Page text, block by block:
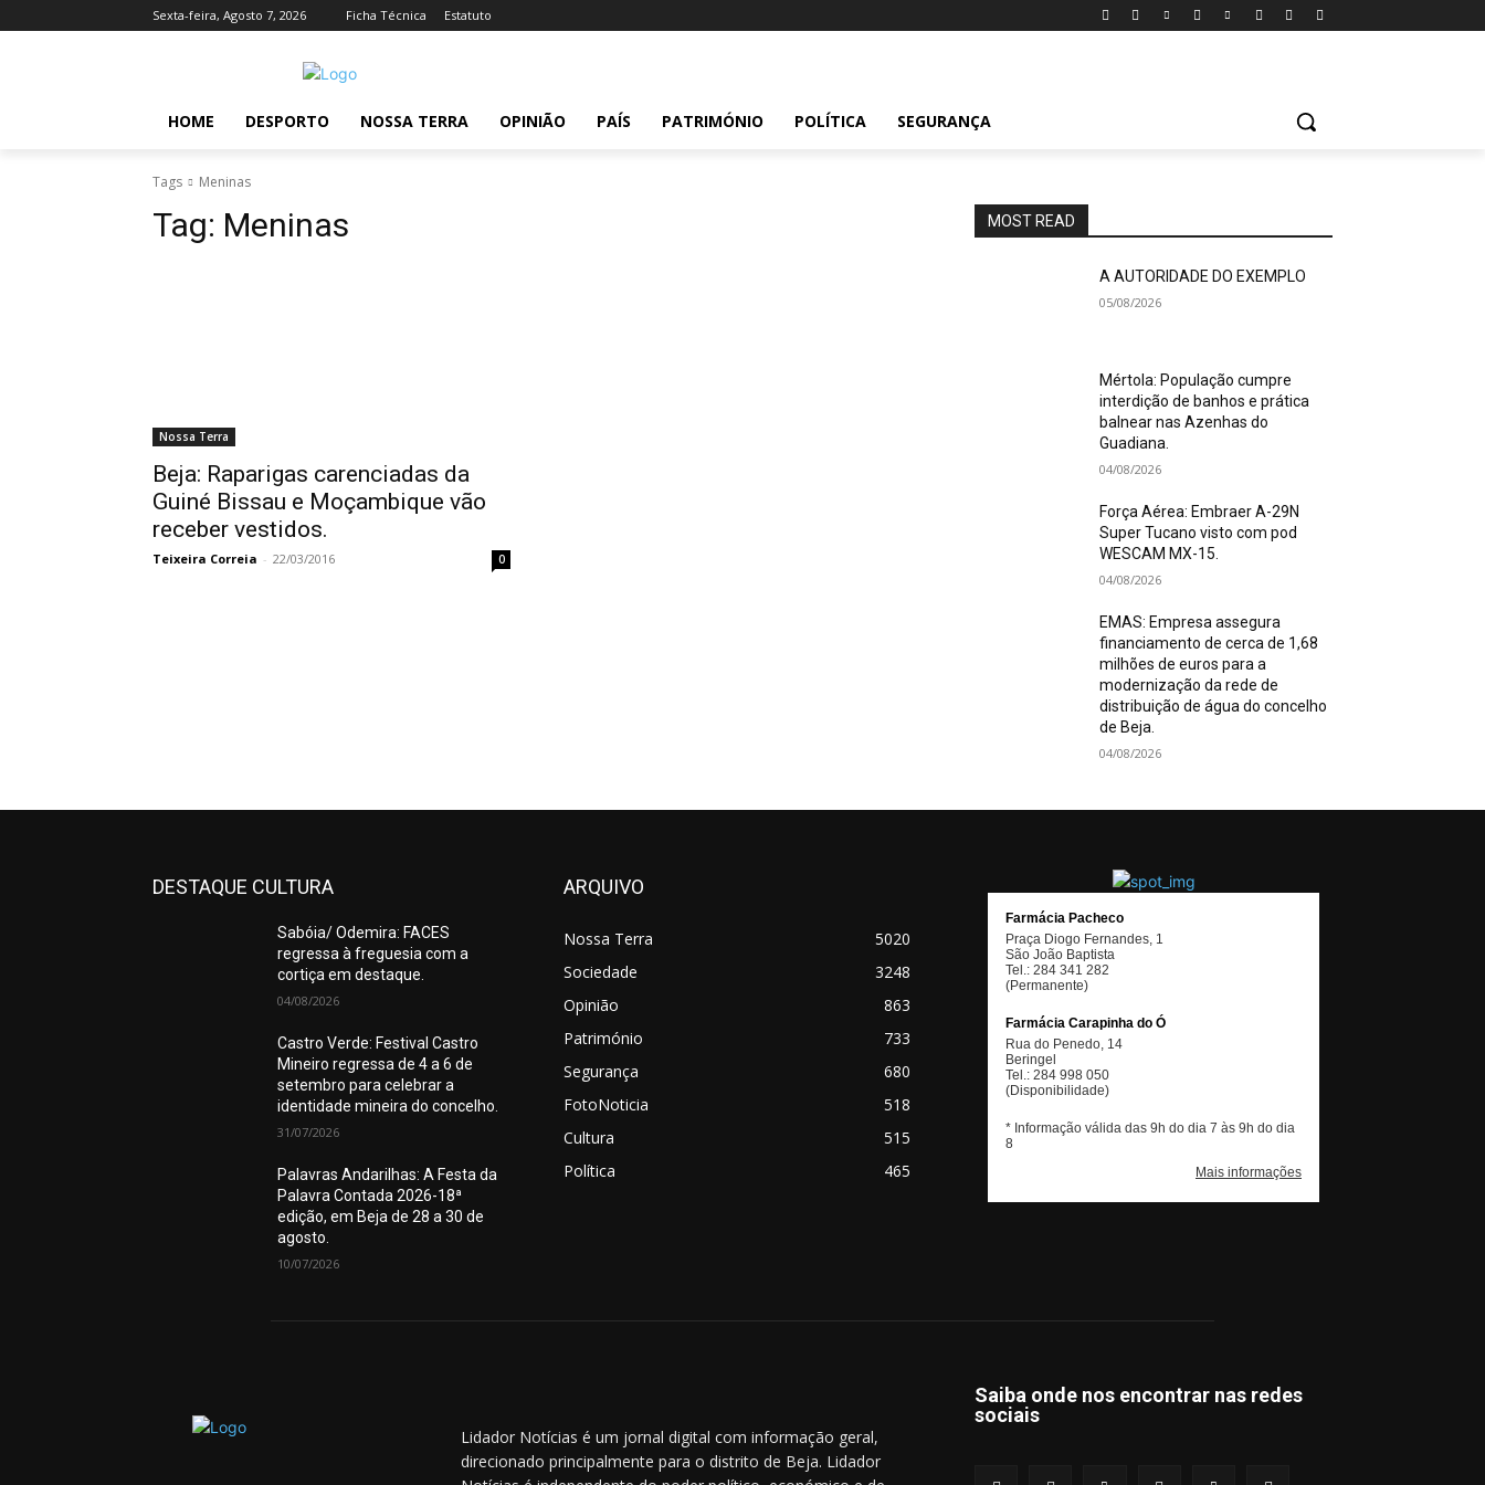
Sexta-feira, Agosto 7, 2026 Ficha Técnica Estatuto
HOME DESPORTO NOSSA TERRA OPINIÃO PAÍS PATRIMÓNIO POLÍTICA SEGURANÇA
Tags Meninas
Tag: Meninas
Nossa Terra
Beja: Raparigas carenciadas da
Guiné Bissau e Moçambique vão
receber vestidos.
Teixeira Correia - 22/03/2016 0
MOST READ
A AUTORIDADE DO EXEMPLO
05/08/2026
Mértola: População cumpre
interdição de banhos e prática
balnear nas Azenhas do
Guadiana.
04/08/2026
Força Aérea: Embraer A-29N
Super Tucano visto com pod
WESCAM MX-15.
04/08/2026
EMAS: Empresa assegura
financiamento de cerca de 1,68
milhões de euros para a
modernização da rede de
distribuição de água do concelho
de Beja.
04/08/2026
DESTAQUE CULTURA
Sabóia/ Odemira: FACES
regressa à freguesia com a
cortiça em destaque.
04/08/2026
Castro Verde: Festival Castro
Mineiro regressa de 4 a 6 de
setembro para celebrar a
identidade mineira do concelho.
31/07/2026
Palavras Andarilhas: A Festa da
Palavra Contada 2026-18ª
edição, em Beja de 28 a 30 de
agosto.
10/07/2026
ARQUIVO
Nossa Terra
5020
Sociedade
3248
Opinião
863
Património
733
Segurança
680
FotoNoticia
518
Cultura
515
Política
465
Lidador Notícias é um jornal digital com informação geral,
direcionado principalmente para o distrito de Beja. Lidador
Saiba onde nos encontrar nas redes
sociais